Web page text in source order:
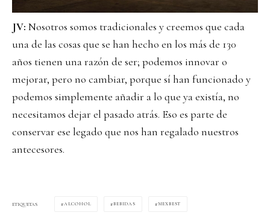
JV: Nosotros somos tradicionales y creemos que cada
una de las cosas que se han hecho en los más de 130
años tienen una razón de ser; podemos innovar o
mejorar, pero no cambiar, porque sí han funcionado y
podemos simplemente añadir a lo que ya existía, no
necesitamos dejar el pasado atrás. Eso es parte de
conservar ese legado que nos han regalado nuestros
antecesores.
ETIQUETAS ALCOHOL BEBIDAS MEXBEST